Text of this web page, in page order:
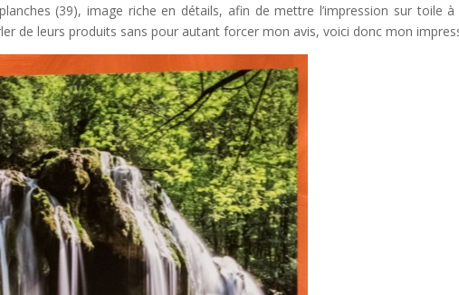
(39), image riche en détails, afin de mettre l’impression sur toile à
de leurs produits sans pour autant forcer mon avis, voici donc mon